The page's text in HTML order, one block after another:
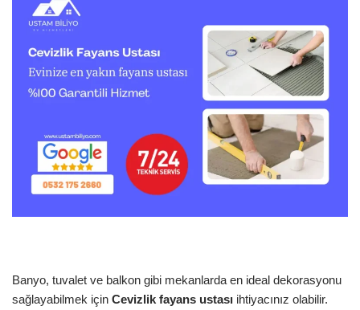
Banyo, tuvalet ve balkon gibi mekanlarda en ideal dekorasyonu
sağlayabilmek için Cevizlik fayans ustası ihtiyacınız olabilir.